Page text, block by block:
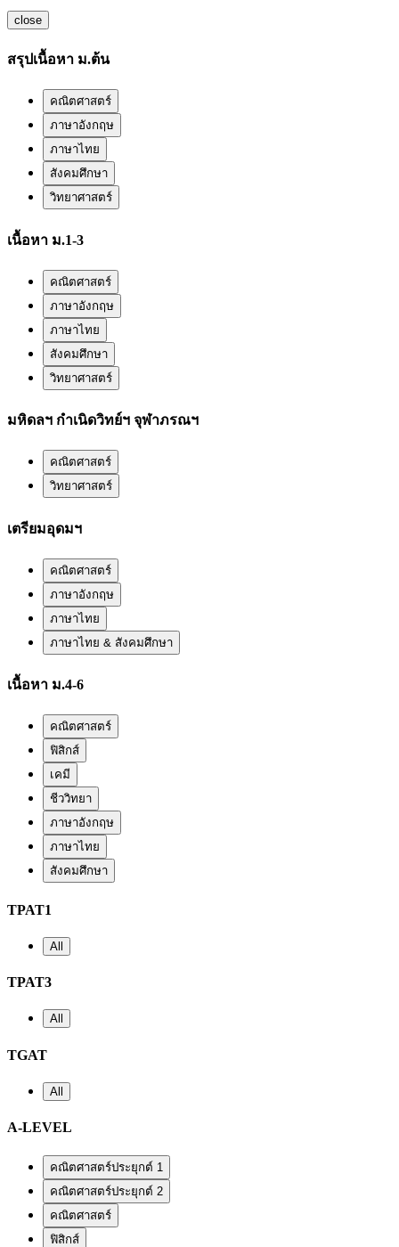
close
สรุปเนื้อหา ม.ต้น
คณิตศาสตร์
ภาษาอังกฤษ
ภาษาไทย
สังคมศึกษา
วิทยาศาสตร์
เนื้อหา ม.1-3
คณิตศาสตร์
ภาษาอังกฤษ
ภาษาไทย
สังคมศึกษา
วิทยาศาสตร์
มหิดลฯ กำเนิดวิทย์ฯ จุฬาภรณฯ
คณิตศาสตร์
วิทยาศาสตร์
เตรียมอุดมฯ
คณิตศาสตร์
ภาษาอังกฤษ
ภาษาไทย
ภาษาไทย & สังคมศึกษา
เนื้อหา ม.4-6
คณิตศาสตร์
ฟิสิกส์
เคมี
ชีววิทยา
ภาษาอังกฤษ
ภาษาไทย
สังคมศึกษา
TPAT1
All
TPAT3
All
TGAT
All
A-LEVEL
คณิตศาสตร์ประยุกต์ 1
คณิตศาสตร์ประยุกต์ 2
คณิตศาสตร์
ฟิสิกส์